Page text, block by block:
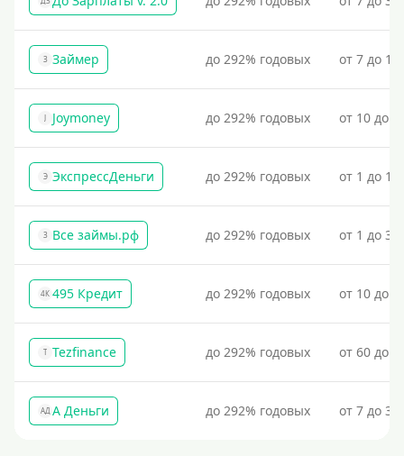
З Займер до 292% годовых от 7 до
J Joymoney до 292% годовых от 10 до
Э ЭкспрессДеньги до 292% годовых от 1 до
З Все займы.рф до 292% годовых от 1 до
4К 495 Кредит до 292% годовых от 10 до
T Tezfinance до 292% годовых от 60 до
АД А Деньги до 292% годовых от 7 до